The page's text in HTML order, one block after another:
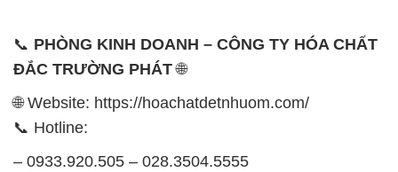
📞 PHÒNG KINH DOANH – CÔNG TY HÓA CHẤT
ĐẮC TRƯỜNG PHÁT🌐
🌐 Website: https://hoachatdetnhuom.com/
📞 Hotline:
– 0933.920.505 – 028.3504.5555